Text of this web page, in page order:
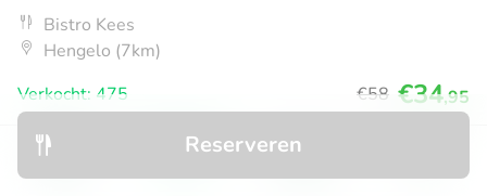
Reserveren
Bistro Kees
Hengelo (7km)
Verkocht: 475
€58 €34,95
18% korting